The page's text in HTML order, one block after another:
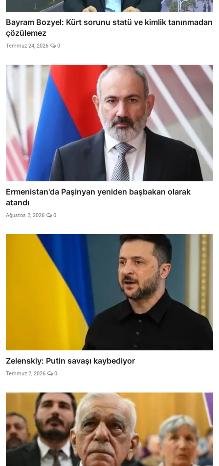
Bayram Bozyel: Kürt sorunu statü ve kimlik tanınmadan
çözülemez
Temmuz 24, 2026 0
Ermenistan'da Paşinyan yeniden başbakan olarak
atandı
Ağustos 2, 2026 0
Zelenskiy: Putin savaşı kaybediyor
Temmuz 2, 2026 0